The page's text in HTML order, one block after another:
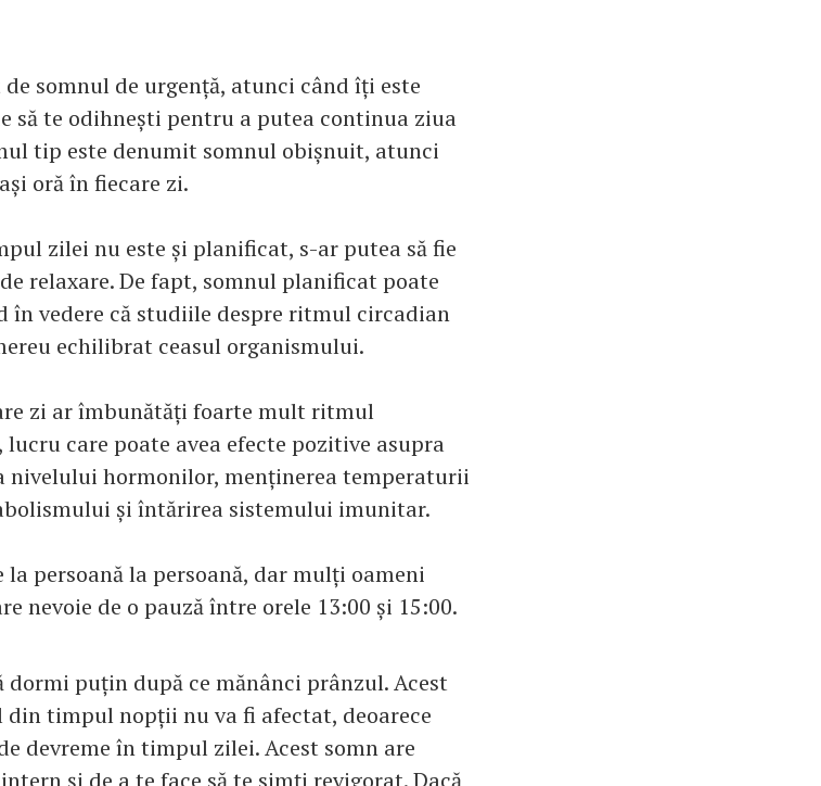
somnul de urgență, atunci când îți este
să te odihnești pentru a putea continua ziua
tip este denumit somnul obișnuit, atunci
oră în fiecare zi.
zilei nu este și planificat, s-ar putea să fie
relaxare. De fapt, somnul planificat poate
în vedere că studiile despre ritmul circadian
echilibrat ceasul organismului.
zi ar îmbunătăți foarte mult ritmul
care poate avea efecte pozitive asupra
nivelului hormonilor, menținerea temperaturii
și întărirea sistemului imunitar.
persoană la persoană, dar mulți oameni
nevoie de o pauză între orele 13:00 și 15:00.
dormi puțin după ce mănânci prânzul. Acest
din timpul nopții nu va fi afectat, deoarece
devreme în timpul zilei. Acest somn are
și de a te face să te simți revigorat. Dacă